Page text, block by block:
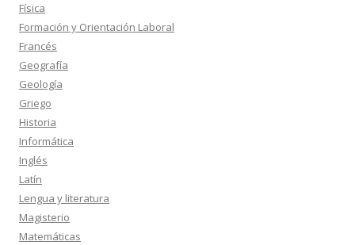
Física
Formación y Orientación Laboral
Francés
Geografía
Geología
Griego
Historia
Informática
Inglés
Latín
Lengua y literatura
Magisterio
Matemáticas